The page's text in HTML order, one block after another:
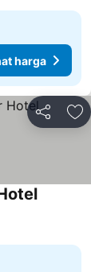
harga
Kongsi